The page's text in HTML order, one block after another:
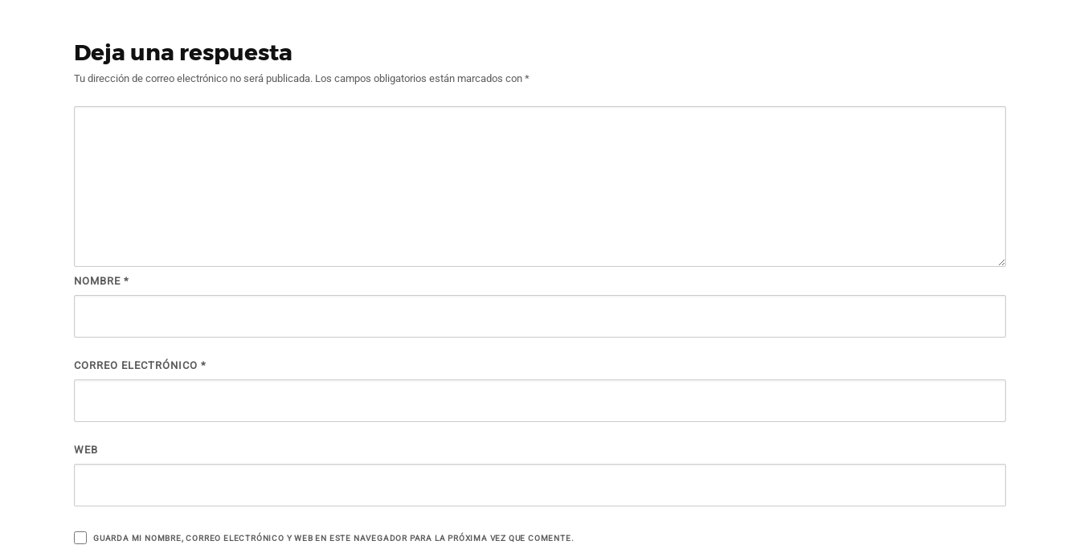
Deja una respuesta
Tu dirección de correo electrónico no será publicada. Los campos obligatorios están marcados con *
NOMBRE *
CORREO ELECTRÓNICO *
WEB
GUARDA MI NOMBRE, CORREO ELECTRÓNICO Y WEB EN ESTE NAVEGADOR PARA LA PRÓXIMA VEZ QUE COMENTE.